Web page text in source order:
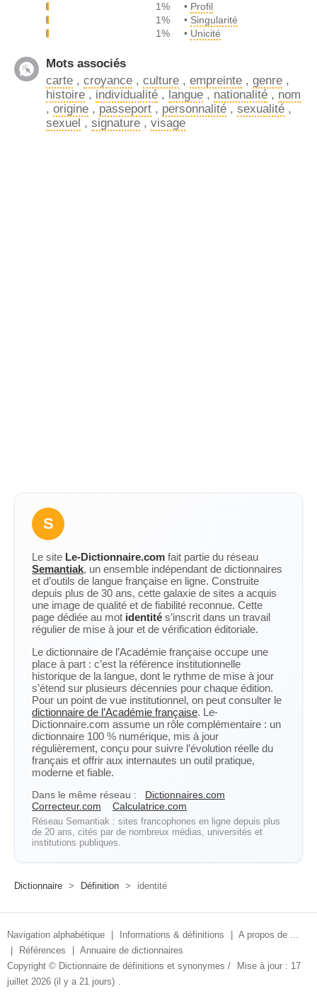
1%
• Profil
1%
• Singularité
1%
• Unicité
Mots associés
carte , croyance , culture , empreinte , genre ,
histoire , individualité , langue , nationalité , nom
, origine , passeport , personnalité , sexualité ,
sexuel , signature , visage
S
Le site Le-Dictionnaire.com fait partie du réseau
Semantiak, un ensemble indépendant de dictionnaires
et d’outils de langue française en ligne. Construite
depuis plus de 30 ans, cette galaxie de sites a acquis
une image de qualité et de fiabilité reconnue. Cette
page dédiée au mot identité s’inscrit dans un travail
régulier de mise à jour et de vérification éditoriale.
Le dictionnaire de l’Académie française occupe une
place à part : c’est la référence institutionnelle
historique de la langue, dont le rythme de mise à jour
s’étend sur plusieurs décennies pour chaque édition.
Pour un point de vue institutionnel, on peut consulter le
dictionnaire de l’Académie française. Le-
Dictionnaire.com assume un rôle complémentaire : un
dictionnaire 100 % numérique, mis à jour
régulièrement, conçu pour suivre l’évolution réelle du
français et offrir aux internautes un outil pratique,
moderne et fiable.
Dans le même réseau :
Dictionnaires.com
Correcteur.com
Calculatrice.com
Réseau Semantiak : sites francophones en ligne depuis plus
de 20 ans, cités par de nombreux médias, universités et
institutions publiques.
Dictionnaire > Définition > identité
Navigation alphabétique Informations & définitions
A propos de ...
Références
Annuaire de dictionnaires
Copyright © Dictionnaire de définitions et synonymes /
Mise à jour : 17
juillet 2026 (il y a 21 jours) .